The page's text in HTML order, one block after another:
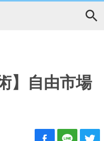
】自由市場